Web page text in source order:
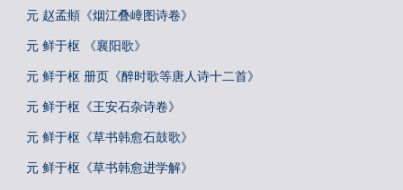
元 赵孟頫《烟江叠嶂图诗卷》
元 鲜于枢 《襄阳歌》
元 鲜于枢 册页《醉时歌等唐人诗十二首》
元 鲜于枢《王安石杂诗卷》
元 鲜于枢《草书韩愈石鼓歌》
元 鲜于枢《草书韩愈进学解》